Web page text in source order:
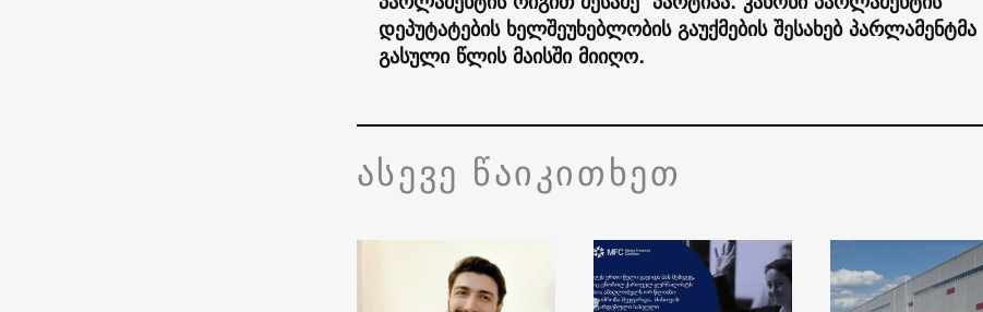
დეპუტატების ხელშეუხებლობის გაუქმების შესახებ პარლამენტმა
გასული წლის მაისში მიიღო.
ასევე წაიკითხეთ